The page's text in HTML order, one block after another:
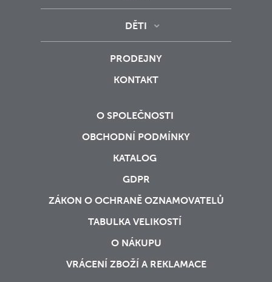
DĚTI
PRODEJNY
KONTAKT
O SPOLEČNOSTI
OBCHODNÍ PODMÍNKY
KATALOG
GDPR
ZÁKON O OCHRANĚ OZNAMOVATELŮ
TABULKA VELIKOSTÍ
O NÁKUPU
VRÁCENÍ ZBOŽÍ A REKLAMACE